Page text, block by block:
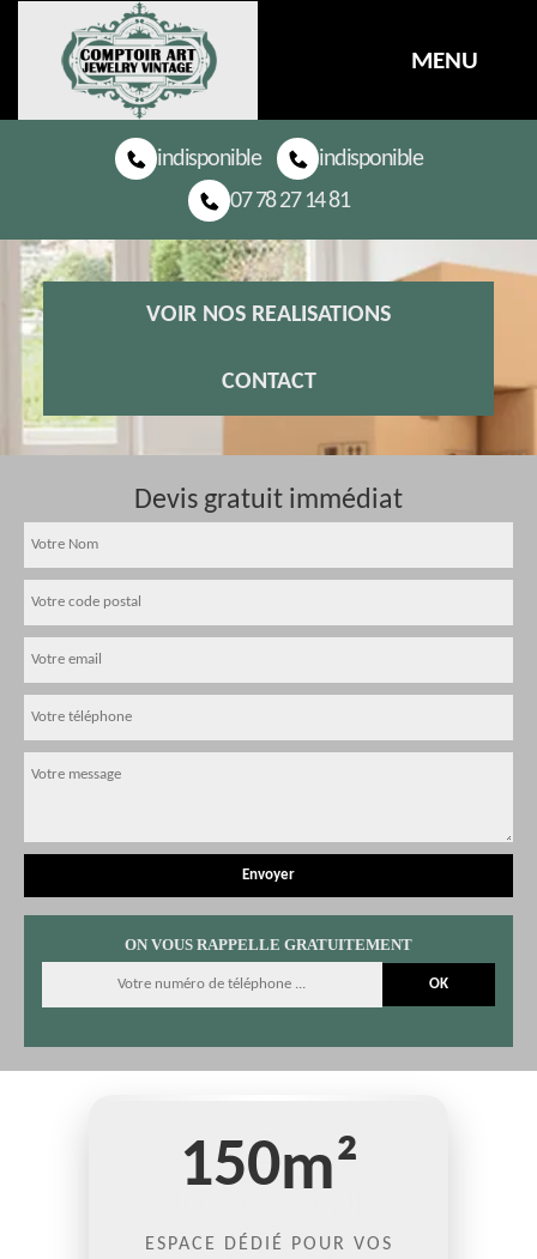
MENU
indisponible
indisponible
07 78 27 14 81
VOIR NOS REALISATIONS
CONTACT
Devis gratuit immédiat
ON VOUS RAPPELLE GRATUITEMENT
150m²
ESPACE DÉDIÉ POUR VOS